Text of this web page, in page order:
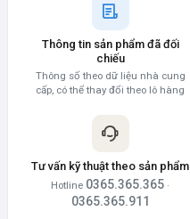
Thông tin sản phẩm đã đối
chiếu
Thông số theo dữ liệu nhà cung
cấp, có thể thay đổi theo lô hàng
Tư vấn kỹ thuật theo sản phẩm
Hotline 0365.365.365 ·
0365.365.911